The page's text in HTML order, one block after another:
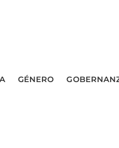
GÉNERO